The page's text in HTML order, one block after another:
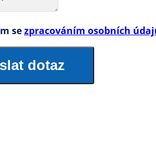
sezpracováním osobních
dotaz